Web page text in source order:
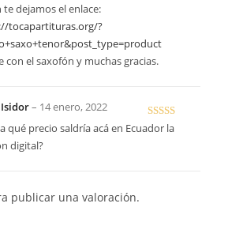
te dejamos el enlace:
tocapartituras.org/?
con el saxofón y muchas gracias.
Valorado en
Isidor– 14 enero, 2022
qué precio saldría acá en Ecuador la
digital?
publicar una valoración.